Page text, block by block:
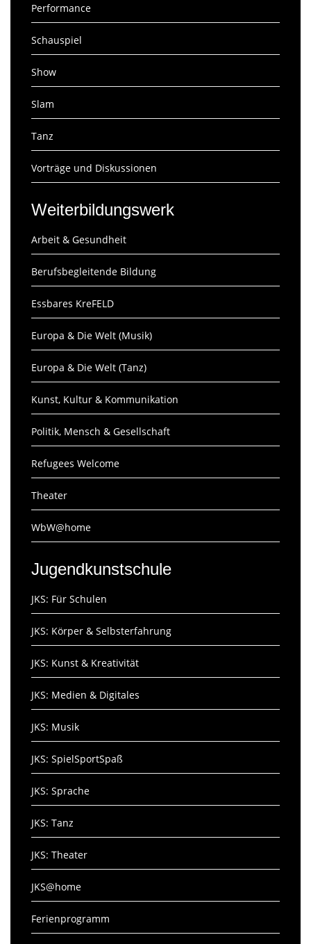
Performance
Schauspiel
Show
Slam
Tanz
Vorträge und Diskussionen
Weiterbildungswerk
Arbeit & Gesundheit
Berufsbegleitende Bildung
Essbares KreFELD
Europa & Die Welt (Musik)
Europa & Die Welt (Tanz)
Kunst, Kultur & Kommunikation
Politik, Mensch & Gesellschaft
Refugees Welcome
Theater
WbW@home
Jugendkunstschule
JKS: Für Schulen
JKS: Körper & Selbsterfahrung
JKS: Kunst & Kreativität
JKS: Medien & Digitales
JKS: Musik
JKS: SpielSportSpaß
JKS: Sprache
JKS: Tanz
JKS: Theater
JKS@home
Ferienprogramm